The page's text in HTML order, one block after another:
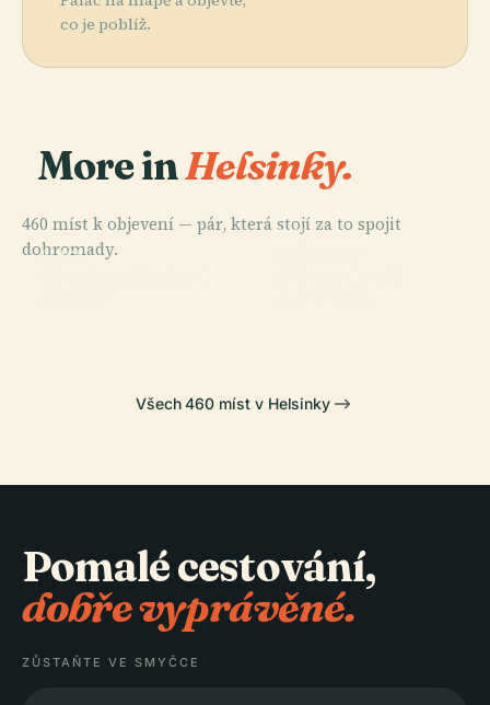
co je poblíž.
More inHelsinky.
460 míst k objevení — pár, která stojí za to spojit
dohromady.
PLACE
PLACE
PLACE
Všech 460 míst v Helsinky
Pomalé cestování,
dobře vyprávěné.
ZŮSTAŇTE VE SMYČCE